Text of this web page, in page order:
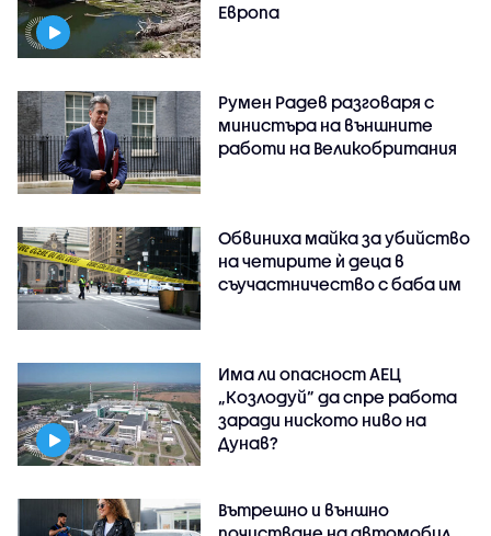
Европа
Румен Радев разговаря с
министъра на външните
работи на Великобритания
Обвиниха майка за убийство
на четирите ѝ деца в
съучастничество с баба им
Има ли опасност АЕЦ
„Козлодуй” да спре работа
заради ниското ниво на
Дунав?
Вътрешно и външно